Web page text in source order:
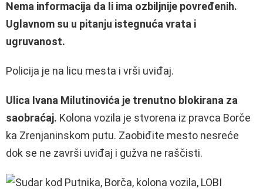
Nema informacija da li ima ozbiljnije povređenih.
Uglavnom su u pitanju istegnuća vrata i
ugruvanost.
Policija je na licu mesta i vrši uviđaj.
Ulica Ivana Milutinovića je trenutno blokirana za
saobraćaj. Kolona vozila je stvorena iz pravca Borče
ka Zrenjaninskom putu. Zaobiđite mesto nesreće
dok se ne završi uviđaj i gužva ne raščisti.